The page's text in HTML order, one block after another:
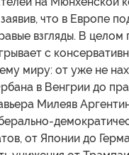
что в Европе
взгляды. В целом
с
миру: от уже не
в Венгрии до
Милеяв
от Японии до